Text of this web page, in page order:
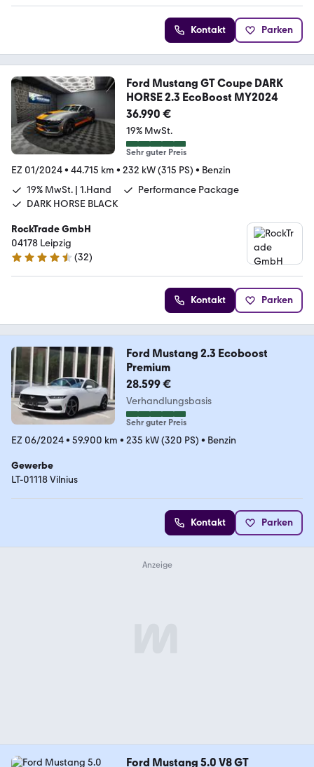
Kontakt Parken
Ford Mustang GT Coupe DARK
HORSE 2.3 EcoBoost MY2024
36.990 €
19% MwSt.
Sehr guter Preis
EZ 01/2024• 44.715 km • 232 kW (315 PS) • Benzin
19% MwSt. | 1.Hand
Performance Package
DARK HORSE BLACK
RockTrade GmbH
04178 Leipzig
4.7 Sterne
(32)
Kontakt Parken
Ford Mustang 2.3 Ecoboost
Premium
28.599 €
Verhandlungsbasis
Sehr guter Preis
EZ 06/2024• 59.900 km • 235 kW (320 PS) • Benzin
Gewerbe
LT-01118 Vilnius
Kontakt Parken
Ford Mustang 5.0 V8 GT